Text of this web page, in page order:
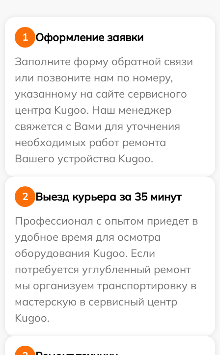
1
Оформление заявки
Заполните форму обратной связи
или позвоните нам по номеру,
указанному на сайте сервисного
центра Kugoo. Наш менеджер
свяжется с Вами для уточнения
необходимых работ ремонта
Вашего устройства Kugoo.
2
Выезд курьера за 35 минут
Профессионал с опытом приедет в
удобное время для осмотра
оборудования Kugoo. Если
потребуется углубленный ремонт
мы организуем транспортировку в
мастерскую в сервисный центр
Kugoo.